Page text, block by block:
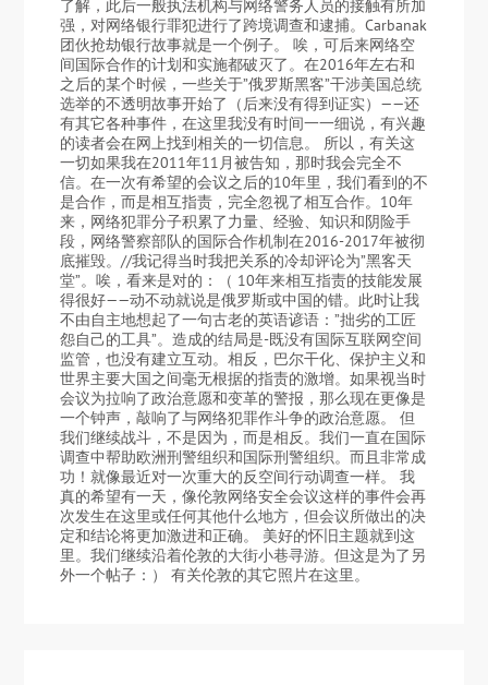
了解，此后一般执法机构与网络警务人员的接触有所加
强，对网络银行罪犯进行了跨境调查和逮捕。Carbanak
团伙抢劫银行故事就是一个例子。 唉，可后来网络空
间国际合作的计划和实施都破灭了。在2016年左右和
之后的某个时候，一些关于”俄罗斯黑客”干涉美国总统
选举的不透明故事开始了（后来没有得到证实）——还
有其它各种事件，在这里我没有时间一一细说，有兴趣
的读者会在网上找到相关的一切信息。 所以，有关这
一切如果我在2011年11月被告知，那时我会完全不
信。在一次有希望的会议之后的10年里，我们看到的不
是合作，而是相互指责，完全忽视了相互合作。10年
来，网络犯罪分子积累了力量、经验、知识和阴险手
段，网络警察部队的国际合作机制在2016-2017年被彻
底摧毁。//我记得当时我把关系的冷却评论为”黑客天
堂”。唉，看来是对的：（ 10年来相互指责的技能发展
得很好——动不动就说是俄罗斯或中国的错。此时让我
不由自主地想起了一句古老的英语谚语：”拙劣的工匠
怨自己的工具”。造成的结局是-既没有国际互联网空间
监管，也没有建立互动。相反，巴尔干化、保护主义和
世界主要大国之间毫无根据的指责的激增。如果视当时
会议为拉响了政治意愿和变革的警报，那么现在更像是
一个钟声，敲响了与网络犯罪作斗争的政治意愿。 但
我们继续战斗，不是因为，而是相反。我们一直在国际
调查中帮助欧洲刑警组织和国际刑警组织。而且非常成
功！就像最近对一次重大的反空间行动调查一样。 我
真的希望有一天，像伦敦网络安全会议这样的事件会再
次发生在这里或任何其他什么地方，但会议所做出的决
定和结论将更加激进和正确。 美好的怀旧主题就到这
里。我们继续沿着伦敦的大街小巷寻游。但这是为了另
外一个帖子：） 有关伦敦的其它照片在这里。